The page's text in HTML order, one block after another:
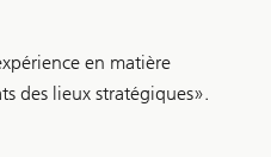
en matière
des lieux stratégiques».